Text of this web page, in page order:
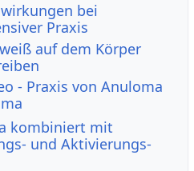
bei
Praxis
auf dem Körper
- Praxis von Anuloma
kombiniert mit
und Aktivierungs-